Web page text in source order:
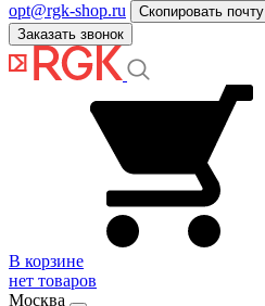
opt@rgk-shop.ru
Скопировать почту
Заказать звонок
В корзине
нет товаров
Москва